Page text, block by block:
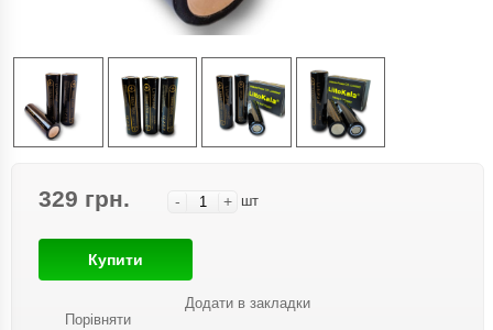
329 грн. - + шт
Купити
Порівняти
Додати в закладки